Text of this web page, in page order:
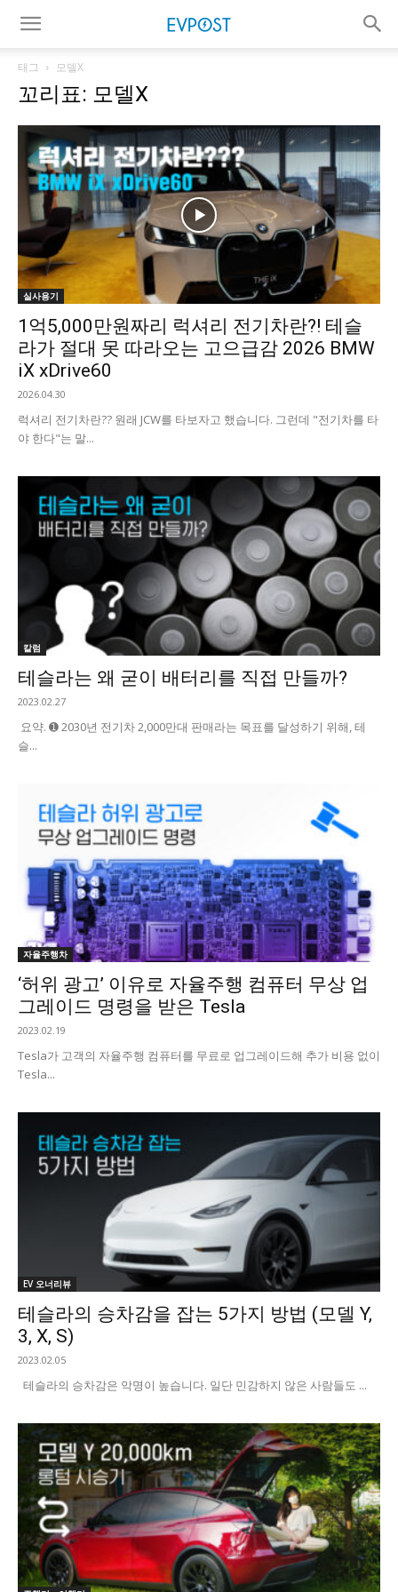
태그 모델X
꼬리표: 모델X
실사용기
1억5,000만원짜리 럭셔리 전기차란?! 테슬
라가 절대 못 따라오는 고으급감 2026 BMW
iX xDrive60
2026.04.30
럭셔리 전기차란?? 원래 JCW를 타보자고 했습니다. 그런데 "전기차를 타
야 한다"는 말...
칼럼
테슬라는 왜 굳이 배터리를 직접 만들까?
2023.02.27
요약. ➊ 2030년 전기차 2,000만대 판매라는 목표를 달성하기 위해, 테
슬...
자율주행차
‘허위 광고’ 이유로 자율주행 컴퓨터 무상 업
그레이드 명령을 받은 Tesla
2023.02.19
Tesla가 고객의 자율주행 컴퓨터를 무료로 업그레이드해 추가 비용 없이
Tesla...
EV 오너리뷰
테슬라의 승차감을 잡는 5가지 방법 (모델 Y,
3, X, S)
2023.02.05
테슬라의 승차감은 악명이 높습니다. 일단 민감하지 않은 사람들도 ...